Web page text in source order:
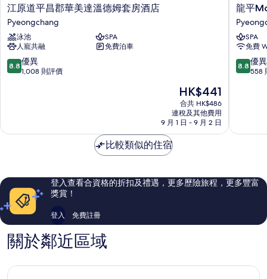
片江
原
道
平
昌
郡
華
套
Pyeongchang
江原道平昌郡華美達溫德姆套房酒店
Pyeongchang
泳池
SPA
人寵共融
免費泊車
8.8
分
優
評
價
評
8.8 優異
1,008 則評價
現
售
HK$441
HK$441
合共 HK$486
連稅及其他費用
9 月 1 日 - 9 月 2 日
龍
平
Mona
飯
店
龍平
SPA
免費
8.8
分
優
評
價
8.8 優異
558
比較類似的住宿
登入查看合資格的折扣及禮遇，更多歷險旅程，更多豐富
獎賞！
登入 免費註冊
關於鄰近區域